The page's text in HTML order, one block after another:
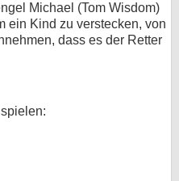
Michael (Tom Wisdom)
ein Kind zu verstecken, von
dass es der Retter